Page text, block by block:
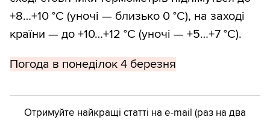
+8…+10 °С (уночі — близько 0 °С), на заході
країни — до +10…+12 °С (уночі — +5…+7 °С).
Погода в понеділок 4 березня
Отримуйте найкращі статті на e-mail (раз на два